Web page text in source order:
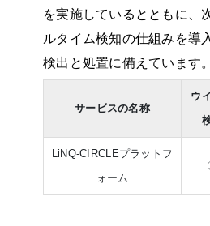
を実施しているとともに、
ルタイム検知の仕組みを導
検出と処置に備えています。
サービスの名称
ウ
LiNQ-CIRCLEプラットフ
ォーム